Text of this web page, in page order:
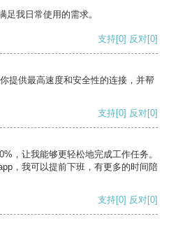
足我日常使用的需求。
支持[0] 反对[0]
提供最高速度和安全性的连接，并帮
支持[0] 反对[0]
，让我能够更轻松地完成工作任务。
，我可以提前下班，有更多的时间陪
支持[0] 反对[0]